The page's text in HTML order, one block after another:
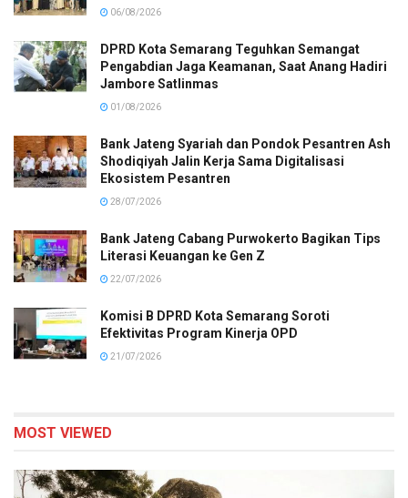
06/08/2026
DPRD Kota Semarang Teguhkan Semangat
Pengabdian Jaga Keamanan, Saat Anang Hadiri
Jambore Satlinmas
01/08/2026
Bank Jateng Syariah dan Pondok Pesantren Ash
Shodiqiyah Jalin Kerja Sama Digitalisasi
Ekosistem Pesantren
28/07/2026
Bank Jateng Cabang Purwokerto Bagikan Tips
Literasi Keuangan ke Gen Z
22/07/2026
Komisi B DPRD Kota Semarang Soroti
Efektivitas Program Kinerja OPD
21/07/2026
MOST VIEWED